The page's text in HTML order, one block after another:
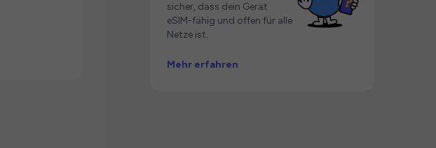
sicher, dass dein Gerät
eSIM-fähig und offen für alle
Netze ist.
Mehr erfahren